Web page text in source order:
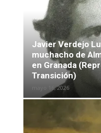
Javier Verdejo
muchacho de
en Granada
Transición)
mayo 16, 2026